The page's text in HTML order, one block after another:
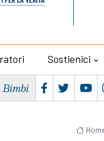
Sostienici